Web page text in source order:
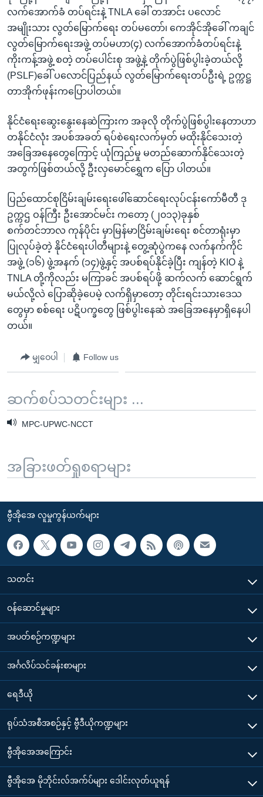
လက်အောက်ခံ တပ်ရင်းနဲ့ TNLA ခေါ် တအာင်း ပလောင်
အမျိုးသား လွတ်မြောက်ရေး တပ်မတော်၊ ကေအိုင်အိုခေါ် ကချင်
လွတ်မြောက်ရေးအဖွဲ့ တပ်မဟာ(၄) လက်အောက်ခံတပ်ရင်းနဲ့
ကိုးကန့်အဖွဲ့ စတဲ့ တပ်ပေါင်းစု အဖွဲ့နဲ့ တိုက်ပွဲဖြစ်ပွါးခဲ့တယ်လို့
(PSLF)ခေါ် ပလောင်ပြည်နယ် လွတ်မြောက်ရေးတပ်ဦးရဲ့ ဥက္ကဋ္ဌ
တာအိုက်ဖုန်းကပြောပါတယ်။
နိုင်ငံရေးဆွေးနွေးနေဆဲကြားက အခုလို တိုက်ပွဲဖြစ်ပွါးနေတာဟာ
တနိုင်ငံလုံး အပစ်အခတ် ရပ်စဲရေးလက်မှတ် မထိုးနိုင်သေးတဲ့
အခြေအနေတွေကြောင့် ယုံကြည်မှု မတည်ဆောက်နိုင်သေးတဲ့
အတွက်ဖြစ်တယ်လို့ ဦးလှမောင်ရွှေက ပြော ပါတယ်။
ပြည်ထောင်စုငြိမ်းချမ်းရေးဖေါ်ဆောင်ရေးလုပ်ငန်းကော်မီတီ ဒု
ဥက္ကဌ ဝန်ကြီး ဦးအောင်မင်း ကတော့ (၂၀၁၃)ခုနှစ်
စက်တင်ဘာလ ကုန်ပိုင်း မှာမြန်မာငြိမ်းချမ်းရေး စင်တာရုံးမှာ
ပြုလုပ်ခဲ့တဲ့ နိုင်ငံရေးပါတီများနဲ့ တွေ့ဆုံပွဲကနေ လက်နက်ကိုင်
အဖွဲ့ (၁၆) ဖွဲ့အနက် (၁၄)ဖွဲ့နှင့် အပစ်ရပ်နိုင်ခဲ့ပြီး ကျန်တဲ့ KIO နဲ့
TNLA တို့ကိုလည်း မကြာခင် အပစ်ရပ်ဖို့ ဆက်လက် ဆောင်ရွက်
မယ်လို့လဲ ပြောဆိုခဲ့ပေမဲ့ လက်ရှိမှာတော့ တိုင်းရင်းသားဒေသ
တွေမှာ စစ်ရေး ပဋိပက္ခတွေ ဖြစ်ပွါးနေဆဲ အခြေအနေမှာရှိနေပါ
တယ်။
မျှဝေပါ Follow us
ဆက်စပ်သတင်းများ ...
MPC-UPWC-NCCT
အခြားဖတ်ရှုစရာများ
ဗွီအိုအေ လူမှုကွန်ယက်များ
သတင်း
၀န်ဆောင်မှုများ
အပတ်စဉ်ကဏ္ဍများ
အင်္ဂလိပ်သင်ခန်းစာများ
ရေဒီယို
ရုပ်သံအစီအစဉ်နှင့် ဗွီဒီယိုကဏ္ဍများ
ဗွီအိုအေအကြောင်း
ဗွီအိုအေ မိုဘိုင်းလ်အက်ပ်များ ဒေါင်းလုတ်ယူရန်